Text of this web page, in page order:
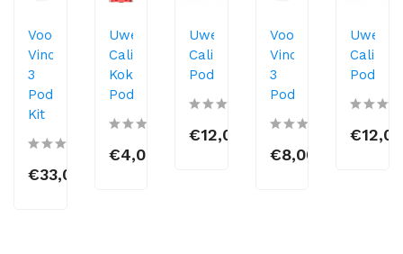
Voopoo
Vinci
3
Pod
Kit
€33,00
Uwell
Caliburn
Koko
Pod
€4,00
Uwell
Caliburn
Pod
€12,00
Voopoo
Vinci
3
Pod
€8,00
Uwell
Pod
€12,00